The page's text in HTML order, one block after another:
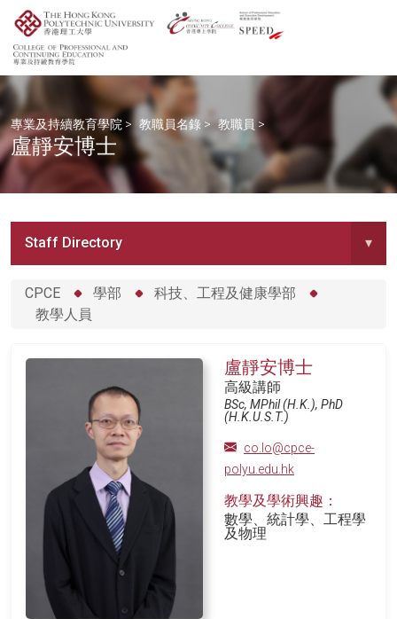
專業及持續教育學院 > 教職員名錄 > 教職員 >
盧靜安博士
Staff Directory ▾
CPCE 學部
科技、工程及健康學部
教學人員
盧靜安博士
高級講師
BSc, MPhil (H.K.), PhD
(H.K.U.S.T.)
co.lo@cpce-
polyu.edu.hk
教學及學術興趣：
數學、統計學、工程學
及物理